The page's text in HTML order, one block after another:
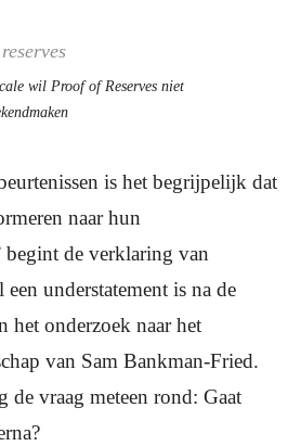
wil Proof of Reserves niet
is het begrijpelijk dat
naar hun
de verklaring van
understatement is na de
het onderzoek naar het
van Sam Bankman-Fried.
de vraag meteen rond: Gaat